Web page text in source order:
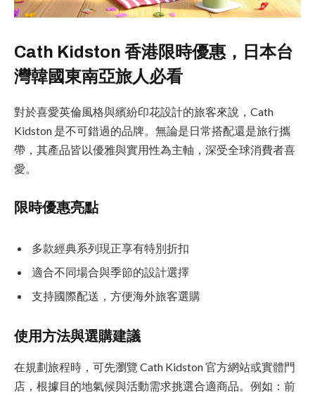
Cath Kidston 香港限時優惠，日本台
灣韓國東南亞旅人必看
對於喜愛英倫風格與繽紛印花設計的旅客來說，Cath
Kidston 是不可錯過的品牌。無論是日常搭配還是旅行攜
帶，其產品皆以優雅與實用性為主軸，深受全球消費者喜
愛。
限時優惠亮點
多款經典系列現正享有特別折扣
適合不同場合與季節的設計選擇
支持國際配送，方便海外旅客選購
使用方法與選購建議
在規劃旅程時，可先瀏覽 Cath Kidston 官方網站或實體門
店，根據目的地氣候與活動需求挑選合適商品。例如：前